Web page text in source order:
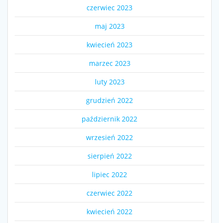
czerwiec 2023
maj 2023
kwiecień 2023
marzec 2023
luty 2023
grudzień 2022
październik 2022
wrzesień 2022
sierpień 2022
lipiec 2022
czerwiec 2022
kwiecień 2022